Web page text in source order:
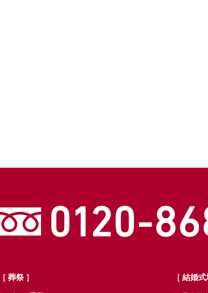
［ 葬祭 ］ ［ 結婚式